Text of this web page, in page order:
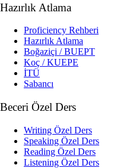
Hazırlık Atlama
Proficiency Rehberi
Hazırlık Atlama
Boğaziçi / BUEPT
Koç / KUEPE
İTÜ
Sabancı
Beceri Özel Ders
Writing Özel Ders
Speaking Özel Ders
Reading Özel Ders
Listening Özel Ders